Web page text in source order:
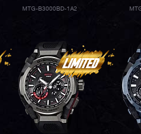
MTG-B3000BD-1A2